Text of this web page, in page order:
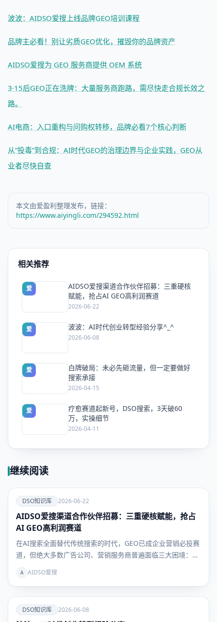
波波：AIDSO爱搜上线品牌GEO培训课程
品牌主必看！别让劣质GEO优化，摧毁你的品牌资产
AIDSO爱搜为 GEO 服务商提供 OEM 系统
3·15后GEO正在洗牌：大量服务商跑路，需尽快走合规长效之
路。
AI电商：入口重构与问购权转移，品牌必看7个核心判断
从“投毒”到合规：AI时代GEO的治理边界与企业实践，GEO从
业者尽快自查
本文由爱盈利整理发布，链接：
https://www.aiyingli.com/294592.html
相关推荐
爱
AIDSO爱搜渠道合作伙伴招募：三重硬核
赋能，抢占AI GEO高利润赛道
2026-06-22
爱 波波：AI时代创业转型经验分享^_^
2026-06-08
爱
白牌破局：未必先砸流量，但一定要做好
搜索承接
2026-04-15
爱
疗愈赛道起新号，DSO搜索，3天破60
万，实操细节
2026-04-11
继续阅读
爱
DSO知识
DSO知识库 2026-06-22
AIDSO爱搜渠道合作伙伴招募：三重硬核赋能，抢占
AI GEO高利润赛道
在AI搜索全面替代传统搜索的时代，GEO已成企业营销必投赛
道，但绝大多数广告公司、营销服务商普遍面临三大困境：…
A AIDSO爱搜
爱
DSO知识库 2026-06-08